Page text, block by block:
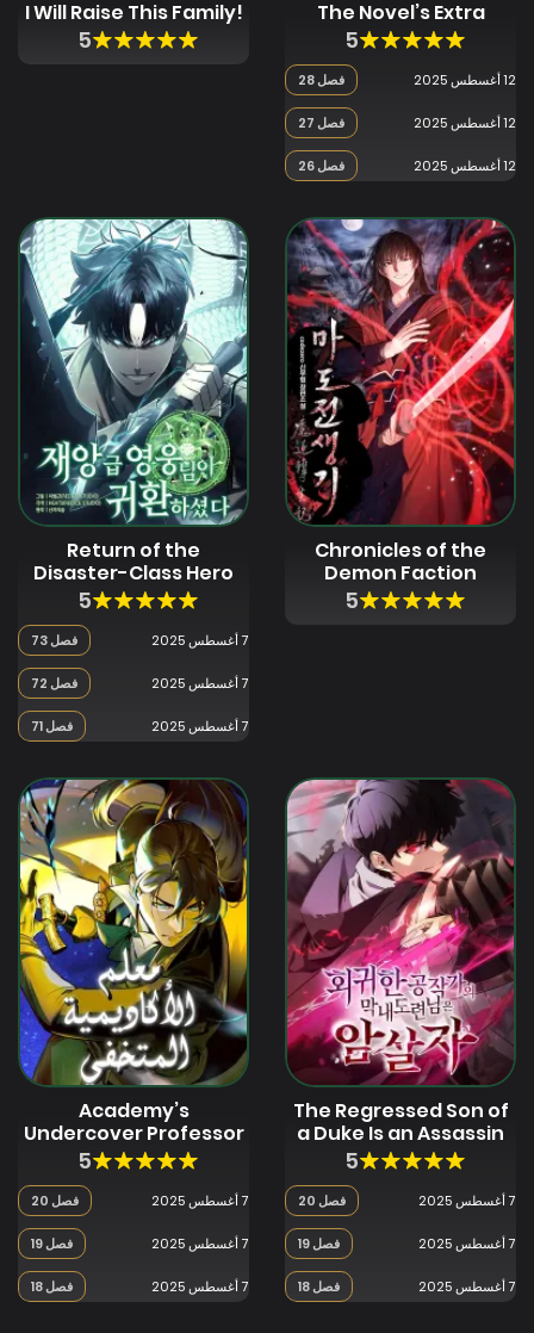
The Novel’s Extra
5
فصل 28 12 أغسطس 2025
فصل 27 12 أغسطس 2025
فصل 26 12 أغسطس 2025
!I Will Raise This Family
5
Chronicles of the
Demon Faction
5
Return of the
Disaster-Class Hero
5
فصل 73 7 أغسطس 2025
فصل 72 7 أغسطس 2025
فصل 71 7 أغسطس 2025
The Regressed Son of
a Duke Is an Assassin
5
فصل 20 7 أغسطس 2025
فصل 19 7 أغسطس 2025
فصل 18 7 أغسطس 2025
Academy’s
Undercover Professor
5
فصل 20 7 أغسطس 2025
فصل 19 7 أغسطس 2025
فصل 18 7 أغسطس 2025